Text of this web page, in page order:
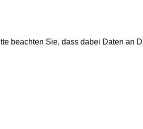
beachten Sie, dass dabei Daten an